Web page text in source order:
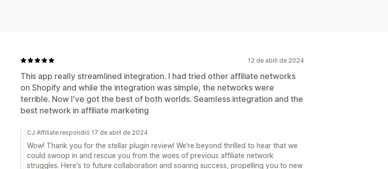
12 de abril de 2024
This app really streamlined integration. I had tried other affiliate networks
on Shopify and while the integration was simple, the networks were
terrible. Now I've got the best of both worlds. Seamless integration and the
best network in affiliate marketing
CJ Affiliate respondió 17 de abril de 2024
Wow! Thank you for the stellar plugin review! We're beyond thrilled to hear that we
could swoop in and rescue you from the woes of previous affiliate network
struggles. Here's to future collaboration and soaring success, propelling you to new